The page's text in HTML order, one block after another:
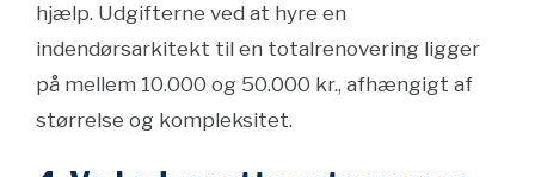
hjælp. Udgifterne ved at hyre en
indendørsarkitekt til en totalrenovering ligger
på mellem 10.000 og 50.000 kr., afhængigt af
størrelse og kompleksitet.